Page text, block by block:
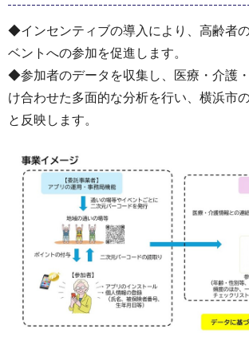
◆インセンティブの導入により、高齢者
ベントへの参加を促進します。
◆参加者のデータを収集し、医療・介護
け合わせた多面的な分析を行い、横浜市
と反映します。